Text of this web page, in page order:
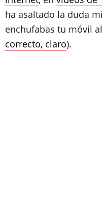
ha asaltado la duda
enchufabas tu móvil
correcto, claro).